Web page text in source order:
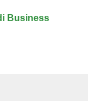
Business